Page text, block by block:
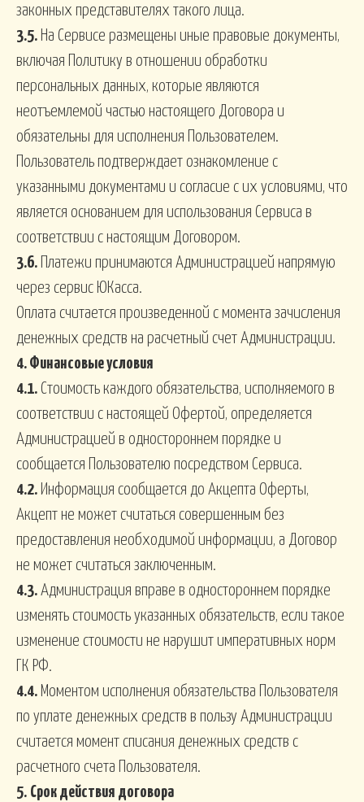
законных представителях такого лица.
3.5. На Сервисе размещены иные правовые документы,
включая Политику в отношении обработки
персональных данных, которые являются
неотъемлемой частью настоящего Договора и
обязательны для исполнения Пользователем.
Пользователь подтверждает ознакомление с
указанными документами и согласие с их условиями, что
является основанием для использования Сервиса в
соответствии с настоящим Договором.
3.6. Платежи принимаются Администрацией напрямую
через сервис ЮКасса.
Оплата считается произведенной с момента зачисления
денежных средств на расчетный счет Администрации.
4. Финансовые условия
4.1. Стоимость каждого обязательства, исполняемого в
соответствии с настоящей Офертой, определяется
Администрацией в одностороннем порядке и
сообщается Пользователю посредством Сервиса.
4.2. Информация сообщается до Акцепта Оферты,
Акцепт не может считаться совершенным без
предоставления необходимой информации, а Договор
не может считаться заключенным.
4.3. Администрация вправе в одностороннем порядке
изменять стоимость указанных обязательств, если такое
изменение стоимости не нарушит императивных норм
ГК РФ.
4.4. Моментом исполнения обязательства Пользователя
по уплате денежных средств в пользу Администрации
считается момент списания денежных средств с
расчетного счета Пользователя.
5. Срок действия договора